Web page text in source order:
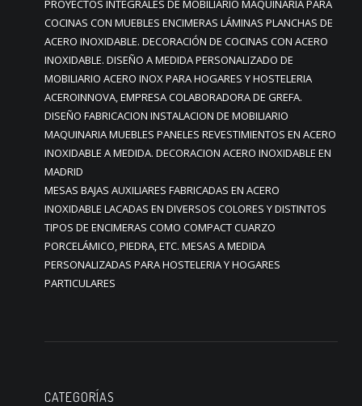
PROYECTOS INTEGRALES DE MOBILIARIO MAQUINARIA PARA
COCINAS CON MUEBLES ENCIMERAS LÁMINAS PLANCHAS DE
ACERO INOXIDABLE. DECORACIÓN DE COCINAS CON ACERO
INOXIDABLE. DISEÑO A MEDIDA PERSONALIZADO DE
MOBILIARIO ACERO INOX PARA HOGARES Y HOSTELERIA
ACEROINNOVA, EMPRESA COLABORADORA DE GREFA.
DISEÑO FABRICACION INSTALACION DE MOBILIARIO
MAQUINARIA MUEBLES PANELES REVESTIMIENTOS EN ACERO
INOXIDABLE A MEDIDA. DECORACION ACERO INOXIDABLE EN
MADRID
MESAS BAJAS AUXILIARES FABRICADAS EN ACERO
INOXIDABLE LACADAS EN DIVERSOS COLORES Y DISTINTOS
TIPOS DE ENCIMERAS COMO COMPACT CUARZO
PORCELÁMICO, PIEDRA, ETC. MESAS A MEDIDA
PERSONALIZADAS PARA HOSTELERIA Y HOGARES
PARTICULARES
CATEGORÍAS